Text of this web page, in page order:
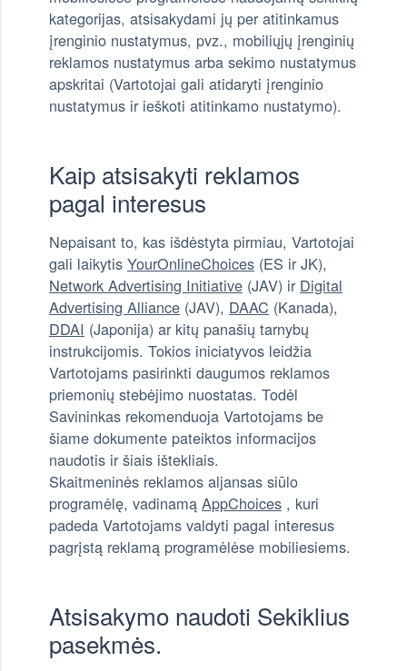
kategorijas, atsisakydami jų per atitinkamus
įrenginio nustatymus, pvz., mobiliųjų įrenginių
reklamos nustatymus arba sekimo nustatymus
apskritai (Vartotojai gali atidaryti įrenginio
nustatymus ir ieškoti atitinkamo nustatymo).
Kaip atsisakyti reklamos
pagal interesus
Nepaisant to, kas išdėstyta pirmiau, Vartotojai
gali laikytis YourOnlineChoices (ES ir JK),
Network Advertising Initiative (JAV) ir Digital
Advertising Alliance (JAV), DAAC (Kanada),
DDAI (Japonija) ar kitų panašių tarnybų
instrukcijomis. Tokios iniciatyvos leidžia
Vartotojams pasirinkti daugumos reklamos
priemonių stebėjimo nuostatas. Todėl
Savininkas rekomenduoja Vartotojams be
šiame dokumente pateiktos informacijos
naudotis ir šiais ištekliais.
Skaitmeninės reklamos aljansas siūlo
programėlę, vadinamą AppChoices , kuri
padeda Vartotojams valdyti pagal interesus
pagrįstą reklamą programėlėse mobiliesiems.
Atsisakymo naudoti Sekiklius
pasekmės.